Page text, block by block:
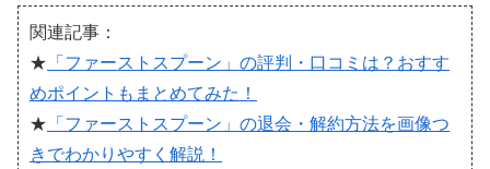
関連記事：
★ 「ファーストスプーン」の評判・口コミは？おすす
めポイントもまとめてみた！
★ 「ファーストスプーン」の退会・解約方法を画像つ
きでわかりやすく解説！